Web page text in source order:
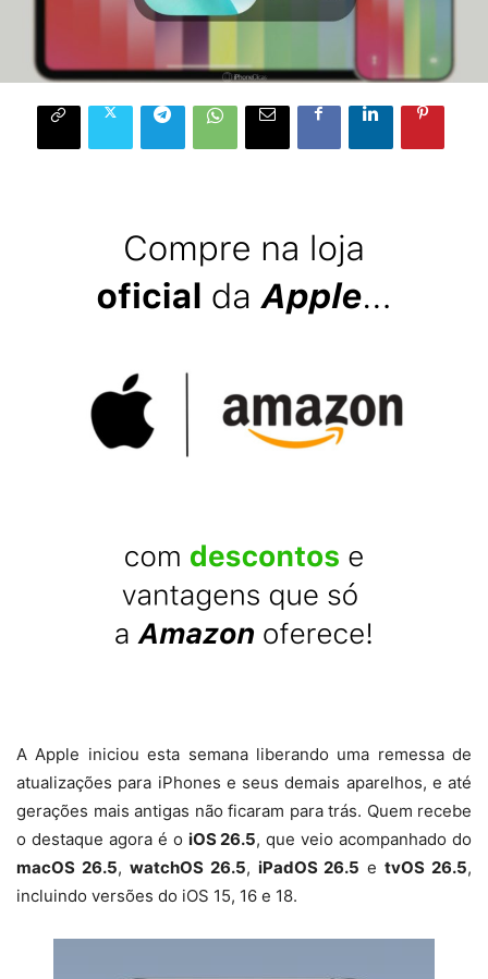
A Apple iniciou esta semana liberando uma remessa de
atualizações para iPhones e seus demais aparelhos, e até
gerações mais antigas não ficaram para trás. Quem recebe
o destaque agora é o iOS 26.5, que veio acompanhado do
macOS 26.5, watchOS 26.5, iPadOS 26.5 etvOS 26.5,
incluindo versões do iOS 15, 16 e 18.